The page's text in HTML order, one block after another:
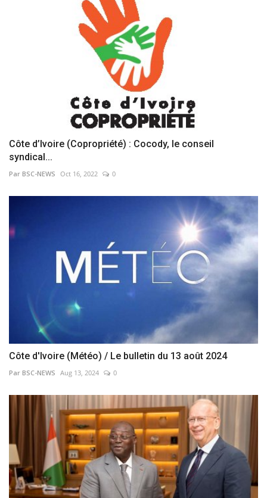
Côte d’Ivoire (Copropriété) : Cocody, le conseil
syndical...
Par BSC-NEWS Oct 16, 2022 0
Côte d'Ivoire (Météo) / Le bulletin du 13 août 2024
Par BSC-NEWS Aug 13, 2024 0